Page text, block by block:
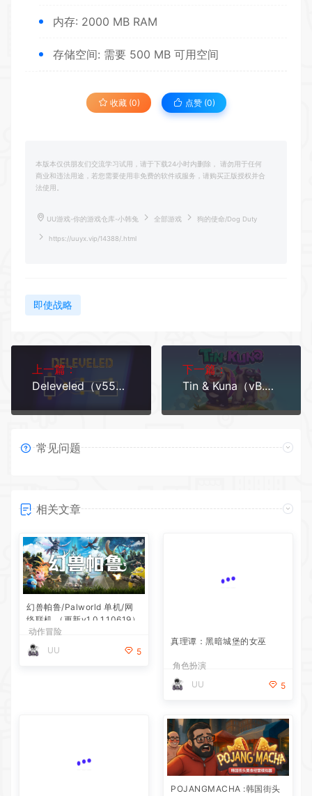
内存: 2000 MB RAM
存储空间: 需要 500 MB 可用空间
收藏 (0) 点赞 (0)
本版本仅供朋友们交流学习试用，请于下载24小时内删除， 请勿用于任何
商业和违法用途，若您需要使用非免费的软件或服务，请购买正版授权并合
法使用。
UU游戏-你的游戏仓库-小韩兔 全部游戏 狗的使命/Dog Duty
https://uuyx.vip/14388/.html
即使战略
上一篇：
Deleveled（v5524346）
下一篇：
Tin & Kuna（vB.5230064）
常见问题
相关文章
幻兽帕鲁/Palworld 单机/网
络联机 （更新v1.0.1.10619）
动作冒险
UU
5
POJANGMACHA :韩国街头
小吃模拟器
模拟经营